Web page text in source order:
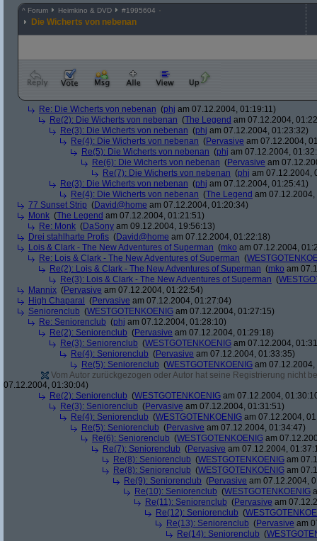
^ Forum Heimkino & DVD #1995604
Die Wicherts von nebenan
Re: Die Wicherts von nebenan (phj am 07.12.2004, 01:19:11)
Re(2): Die Wicherts von nebenan (The Legend am 07.12.2004,
Re(3): Die Wicherts von nebenan (phj am 07.12.2004, 01:23:32)
Re(4): Die Wicherts von nebenan (Pervasive am 07.12.2004,
Re(5): Die Wicherts von nebenan (phj am 07.12.2004,
Re(6): Die Wicherts von nebenan (Pervasive am
Re(7): Die Wicherts von nebenan (phj am 07.12.2004,
Re(3): Die Wicherts von nebenan (phj am 07.12.2004, 01:25:41)
Re(4): Die Wicherts von nebenan (The Legend am
77 Sunset Strip (David@home am 07.12.2004, 01:20:34)
Monk (The Legend am 07.12.2004, 01:21:51)
Re: Monk (DaSony am 09.12.2004, 19:56:13)
Drei stahlharte Profis (David@home am 07.12.2004, 01:22:18)
Lois & Clark - The New Adventures of Superman (mko am 07.12.2004,
Re: Lois & Clark - The New Adventures of Superman (
Re(2): Lois & Clark - The New Adventures of Superman (mko am
Re(3): Lois & Clark - The New Adventures of Superman (
Mannix (Pervasive am 07.12.2004, 01:22:54)
High Chaparal
(Pervasive am 07.12.2004, 01:27:04)
Seniorenclub (WESTGOTENKOENIG am 07.12.2004, 01:27:15)
Re: Seniorenclub (phj am 07.12.2004, 01:28:10)
Re(2): Seniorenclub (Pervasive am 07.12.2004, 01:29:18)
Re(3): Seniorenclub (WESTGOTENKOENIG am 07.12.2004,
Re(4): Seniorenclub (Pervasive am 07.12.2004, 01:33:35)
Re(5): Seniorenclub (WESTGOTENKOENIG am
Vom Autor zurückgezogen oder Autor hat seine Registrierung nicht
07.12.2004, 01:30:04)
Re(2): Seniorenclub (WESTGOTENKOENIG am 07.12.2004,
Re(3): Seniorenclub (Pervasive am 07.12.2004, 01:31:51)
Re(4): Seniorenclub (WESTGOTENKOENIG am 07.12.2004,
Re(5): Seniorenclub (Pervasive am 07.12.2004, 01:34:47)
Re(6): Seniorenclub (WESTGOTENKOENIG am
Re(7): Seniorenclub (Pervasive am 07.12.2004,
Re(8): Seniorenclub (WESTGOTENKOENIG am
Re(8): Seniorenclub (WESTGOTENKOENIG am
Re(9): Seniorenclub (Pervasive am 07.12.2004,
Re(10): Seniorenclub (WESTGOTENKOENIG
Re(11): Seniorenclub (Pervasive am
Re(12): Seniorenclub (
Re(13): Seniorenclub (Pervasive am
Re(14): Seniorenclub (